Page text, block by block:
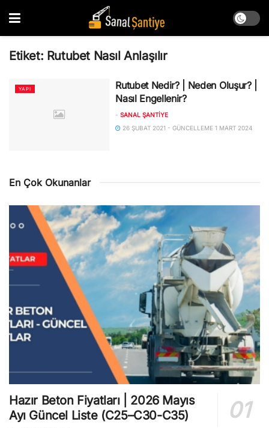
Etiket: Rutubet Nasıl Anlaşılır
YAPI
Rutubet Nedir? | Neden Oluşur? |
Nasıl Engellenir?
- SANAL ŞANTIYE
26 ŞUBAT 2021 - GÜNCELLEME 1 MART 2024
En Çok Okunanlar
Hazır Beton Fiyatları | 2026 Mayıs
Ayı Güncel Liste (C25–C30-C35)